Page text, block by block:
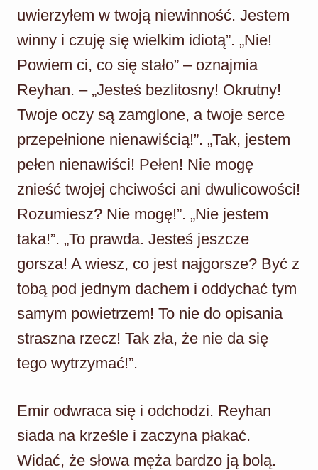
uwierzyłem w twoją niewinność. Jestem
winny i czuję się wielkim idiotą”. „Nie!
Powiem ci, co się stało” – oznajmia
Reyhan. – „Jesteś bezlitosny! Okrutny!
Twoje oczy są zamglone, a twoje serce
przepełnione nienawiścią!”. „Tak, jestem
pełen nienawiści! Pełen! Nie mogę
znieść twojej chciwości ani dwulicowości!
Rozumiesz? Nie mogę!”. „Nie jestem
taka!”. „To prawda. Jesteś jeszcze
gorsza! A wiesz, co jest najgorsze? Być z
tobą pod jednym dachem i oddychać tym
samym powietrzem! To nie do opisania
straszna rzecz! Tak zła, że nie da się
tego wytrzymać!”.
Emir odwraca się i odchodzi. Reyhan
siada na krześle i zaczyna płakać.
Widać, że słowa męża bardzo ją bolą.